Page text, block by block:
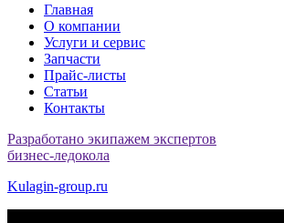
Главная
О компании
Услуги и сервис
Запчасти
Прайс-листы
Статьи
Контакты
Разработано экипажем экспертов
бизнес-ледокола
Kulagin-group.ru